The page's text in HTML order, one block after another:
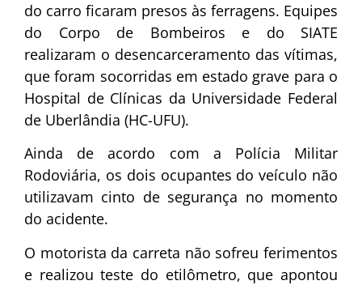
do carro ficaram presos às ferragens. Equipes
do Corpo de Bombeiros e do SIATE
realizaram o desencarceramento das vítimas,
que foram socorridas em estado grave para o
Hospital de Clínicas da Universidade Federal
de Uberlândia (HC-UFU).
Ainda de acordo com a Polícia Militar
Rodoviária, os dois ocupantes do veículo não
utilizavam cinto de segurança no momento
do acidente.
O motorista da carreta não sofreu ferimentos
e realizou teste do etilômetro, que apontou